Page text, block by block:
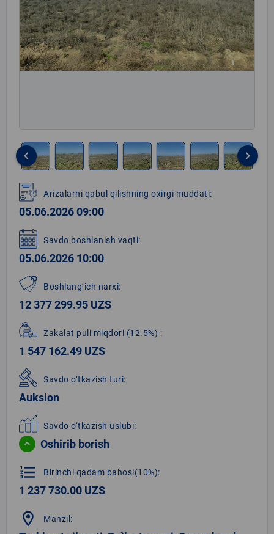
1
of
8
keyboard_arrow_left keyboard_arrow_right
Arizalarni qabul qilishning oxirgi muddati:
05.06.2026 09:00
Savdo boshlanish vaqti:
05.06.2026 10:00
Boshlang‘ich narxi:
12 377 299.95 UZS
Zakalat puli miqdori (12.5%) :
1 547 162.49 UZS
Savdo o‘tkazish turi:
Auksion
Savdo o‘tkazish uslubi:
Oshirib borish
format_list_numbered Birinchi qadam bahosi(10%):
1 237 730.00 UZS
location_on Manzil: